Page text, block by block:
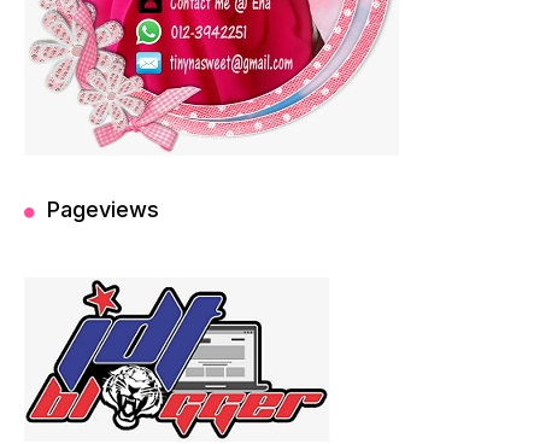
Pageviews